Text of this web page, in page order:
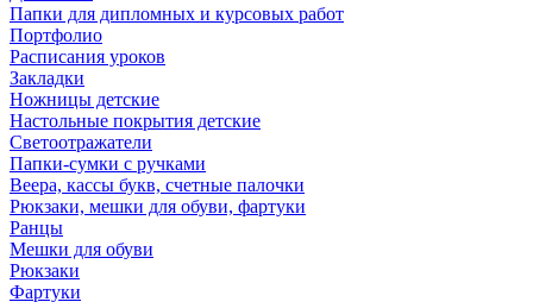
Папки для дипломных и курсовых работ
Портфолио
Расписания уроков
Закладки
Ножницы детские
Настольные покрытия детские
Светоотражатели
Папки-сумки с ручками
Веера, кассы букв, счетные палочки
Рюкзаки, мешки для обуви, фартуки
Ранцы
Мешки для обуви
Рюкзаки
Фартуки